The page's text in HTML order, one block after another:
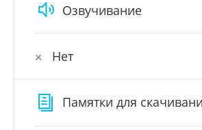
Озвучивание
Нет
Памятки для